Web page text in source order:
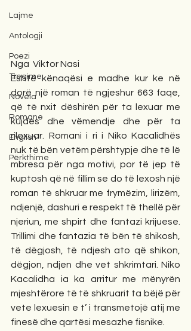
Lajme
Antologji
Poezi
Tregime
Novela
Romane
English
Përkthime
Nga  Viktor Nasi
Është kënaqësi e madhe kur ke në
dorë një roman të ngjeshur 663 faqe,
që të nxit dëshirën për ta lexuar me
kujdes dhe vëmendje dhe për ta
rilexuar. Romani i ri i Niko Kacalidhës
nuk të bën vetëm përshtypje dhe të lë
mbresa për nga motivi, por të jep të
kuptosh që në fillim se do të lexosh një
roman të shkruar me frymëzim, lirizëm,
ndjenjë, dashuri e respekt të thellë për
njeriun, me shpirt dhe fantazi krijuese.
Trillimi dhe fantazia të bën të shikosh,
të dëgjosh, të ndjesh ato që shikon,
dëgjon, ndjen dhe vet shkrimtari. Niko
Kacalidha ia ka arritur me mënyrën
mjeshtërore të të shkruarit ta bëjë për
vete lexuesin e t’ i transmetojë atij me
finesë dhe qartësi mesazhe fisnike.